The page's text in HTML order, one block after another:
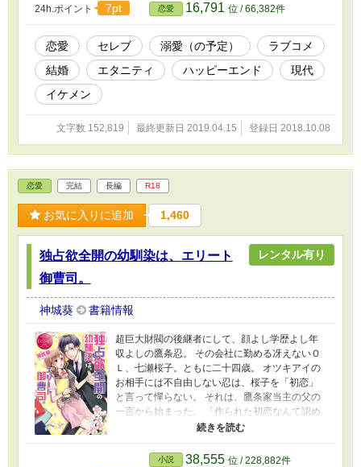
24h.ポイント 7pt 恋愛 16,791 位 / 66,382件
恋愛 セレブ 溺愛（の予定）
ラブコメ
結婚
エタニティ ハッピーエンド
現代
イケメン
文字数 152,819 最終更新日 2019.04.15 登録日 2018.10.08
恋愛 完結 長編 R18
お気に入りに追加 1,460
独占欲全開の幼馴染は、エリート
御曹司。
レンタル有り
神城葵 書籍情報
超巨大財閥の後継者にして、顔よし学歴よし年
収よしの鷹条忍。 その会社に勤める冴えないＯ
Ｌ、七瀬桜子。ともに二十四歳。 オツキアイの
お相手には不自由しない忍は、桜子を「初恋」
と言って憚らない。 それは、鷹条家当主の父の
一言から始まった。 「作られた初恋なんて認め
ない！」な桜子が、ひたすら懐いて甘えてくる
小説 38,555 位 / 228,882件